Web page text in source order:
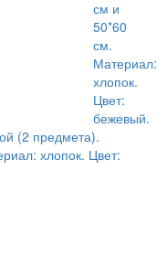
(2 предмета).
хлопок. Цвет: